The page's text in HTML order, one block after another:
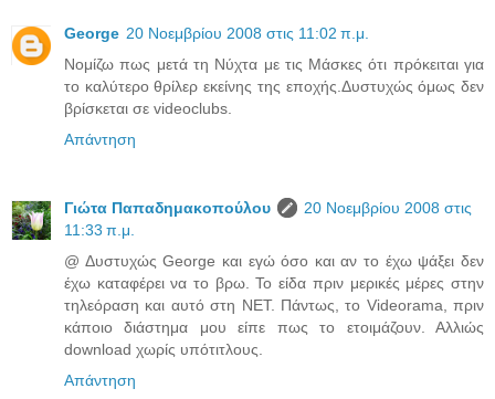
George 20 Νοεμβρίου 2008 στις 11:02 π.μ.
Νομίζω πως μετά τη Νύχτα με τις Μάσκες ότι πρόκειται για
το καλύτερο θρίλερ εκείνης της εποχής.Δυστυχώς όμως δεν
βρίσκεται σε videoclubs.
Απάντηση
Γιώτα Παπαδημακοπούλου
20 Νοεμβρίου 2008 στις
11:33 π.μ.
@ Δυστυχώς George και εγώ όσο και αν το έχω ψάξει δεν
έχω καταφέρει να το βρω. Το είδα πριν μερικές μέρες στην
τηλεόραση και αυτό στη ΝΕΤ. Πάντως, το Videorama, πριν
κάποιο διάστημα μου είπε πως το ετοιμάζουν. Αλλιώς
download χωρίς υπότιτλους.
Απάντηση